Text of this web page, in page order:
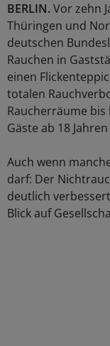
BERLIN.Vor zehn
Thüringen und
deutschen
Rauchen in
einen
totalen
Raucherräume
Gäste ab 18
Auch wenn
darf: Der
deutlich
Blick auf